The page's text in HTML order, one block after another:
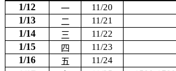
1/12 一 11/20
1/13 二 11/21
1/14 三 11/22
1/15 四 11/23
1/16 五 11/24